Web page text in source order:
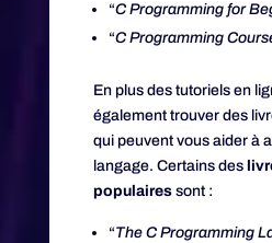
“C Programming for
“C Programming
En plus des tutoriels en
également trouver des
qui peuvent vous aider à
langage. Certains des
populairessont :
“The C Programming